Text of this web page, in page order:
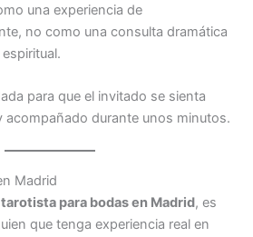
una experiencia de
no como una consulta dramática
para que el invitado se sienta
durante unos minutos.
Madrid
tarotista para bodas en Madrid, es
que tenga experiencia real en